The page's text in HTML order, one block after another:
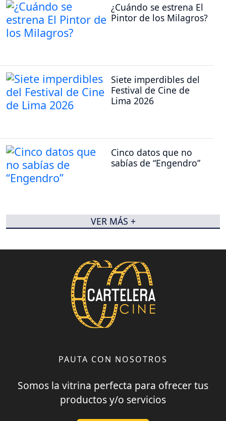
¿Cuándo se estrena El
Pintor de los Milagros?
Siete imperdibles del
Festival de Cine de
Lima 2026
Cinco datos que no
sabías de “Engendro”
VER MÁS +
PAUTA CON NOSOTROS
Somos la vitrina perfecta para ofrecer tus
productos y/o servicios